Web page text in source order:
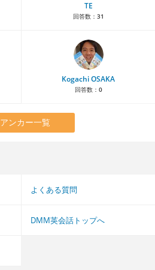
TE
回答数： 31
Kogachi OSAKA
回答数： 0
アンカー一覧
よくある質問
DMM英会話トップへ